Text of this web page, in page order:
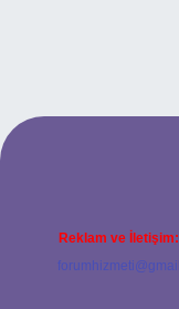
giriş
Reklam ve İletişim: